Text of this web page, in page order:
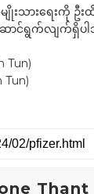
းသားရေးကို ဦ
ဆောင်ရွက်လျက်ရှိ
Tun)
Tun)
Thant